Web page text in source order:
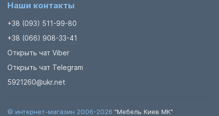
Наши контакты
+38 (093) 511-99-80
+38 (066) 908-33-41
Открыть чат Viber
Открыть чат Telegram
5921260@ukr.net
© интернет-магазин 2006-2026 "Мебель Киев МК"